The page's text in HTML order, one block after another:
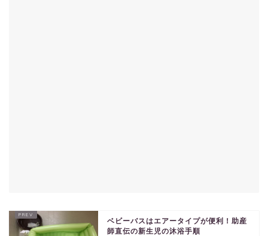
ベビーバスはエアータイプが便利！助産
師直伝の新生児の沐浴手順